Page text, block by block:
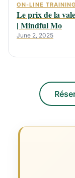
ON-LINE TRAINING
Le prix de la
| Mindful Mo
June 2, 2025